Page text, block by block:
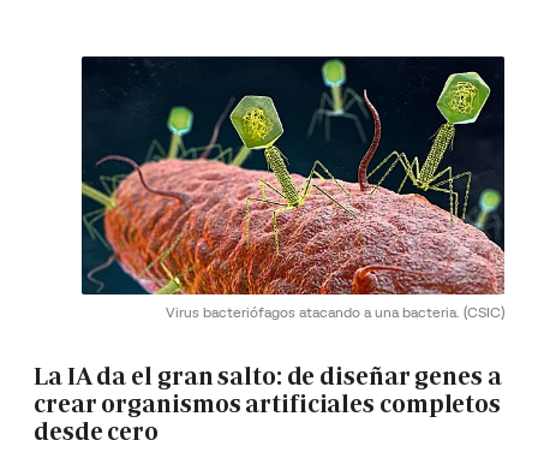
Virus bacteriófagos atacando a una bacteria. (CSIC)
La IA da el gran salto: de diseñar genes a
crear organismos artificiales completos
desde cero